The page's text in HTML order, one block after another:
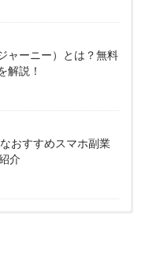
ャーニー）とは？無料
解説！
おすすめスマホ副業
介